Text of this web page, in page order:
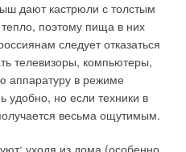
дают кастрюли с толстым
поэтому пища в них
следует отказаться
телевизоры, компьютеры,
аппаратуру в режиме
удобно, но если техники в
весьма ощутимым.
принята равной ставке
в середине 2008
расчетов для Здания 1
что ожидаемый срок
комплекса
сложнее, чем
трудно рассматривать
для осуществления более
что при этом резко
в циркуляционном
насос изначально должен